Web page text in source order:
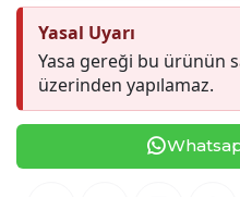
Yasal Uyarı
Yasa gereği bu ürünün
üzerinden yapılamaz.